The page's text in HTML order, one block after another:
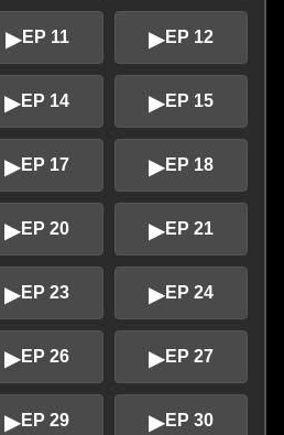
▶EP 11 ▶EP 12
▶EP 14 ▶EP 15
▶EP 17 ▶EP 18
▶EP 20 ▶EP 21
▶EP 23 ▶EP 24
▶EP 26 ▶EP 27
▶EP 29 ▶EP 30